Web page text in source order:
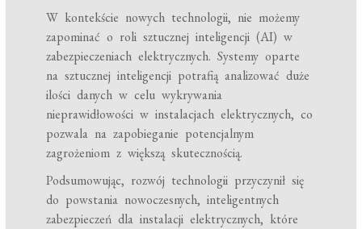
W kontekście nowych technologii, nie możemy
zapominać o roli sztucznej inteligencji (AI) w
zabezpieczeniach elektrycznych. Systemy oparte
na sztucznej inteligencji potrafią analizować duże
ilości danych w celu wykrywania
nieprawidłowości w instalacjach elektrycznych, co
pozwala na zapobieganie potencjalnym
zagrożeniom z większą skutecznością.
Podsumowując, rozwój technologii przyczynił się
do powstania nowoczesnych, inteligentnych
zabezpieczeń dla instalacji elektrycznych, które